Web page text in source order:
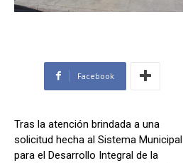
Facebook
Tras la atención brindada a una
solicitud hecha al Sistema Municipal
para el Desarrollo Integral de la